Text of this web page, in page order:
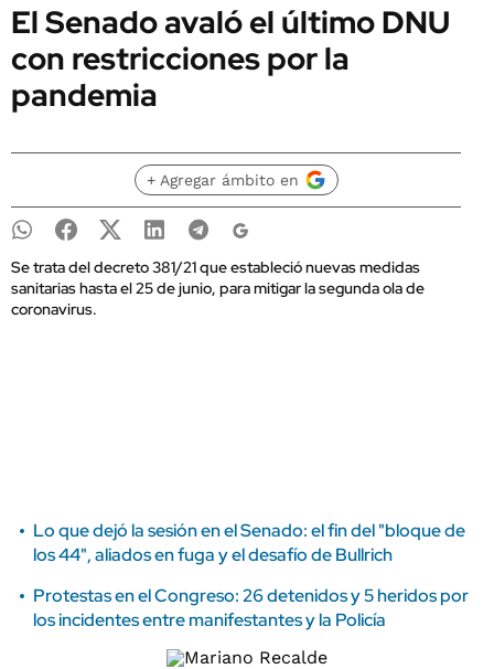
El Senado avaló el último DNU
con restricciones por la
pandemia
+ Agregar ámbito en
Se trata del decreto 381/21 que estableció nuevas medidas
sanitarias hasta el 25 de junio, para mitigar la segunda ola de
coronavirus.
Lo que dejó la sesión en el Senado: el fin del "bloque de
los 44", aliados en fuga y el desafío de Bullrich
Protestas en el Congreso: 26 detenidos y 5 heridos por
los incidentes entre manifestantes y la Policía